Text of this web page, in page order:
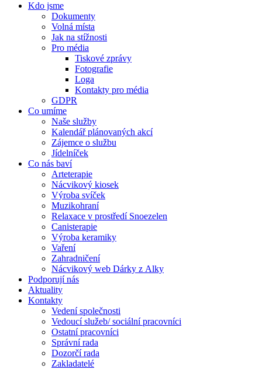
Kdo jsme
Dokumenty
Volná místa
Jak na stížnosti
Pro média
Tiskové zprávy
Fotografie
Loga
Kontakty pro média
GDPR
Co umíme
Naše služby
Kalendář plánovaných akcí
Zájemce o službu
Jídelníček
Co nás baví
Arteterapie
Nácvikový kiosek
Výroba svíček
Muzikohraní
Relaxace v prostředí Snoezelen
Canisterapie
Výroba keramiky
Vaření
Zahradničení
Nácvikový web Dárky z Alky
Podporují nás
Aktuality
Kontakty
Vedení společnosti
Vedoucí služeb/ sociální pracovníci
Ostatní pracovníci
Správní rada
Dozorčí rada
Zakladatelé